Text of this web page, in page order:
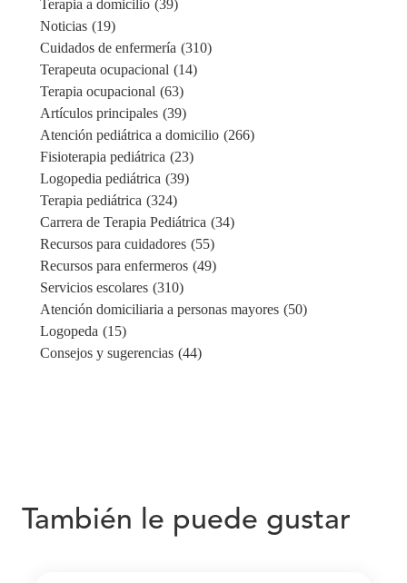
Terapia a domicilio (39)
Noticias (19)
Cuidados de enfermería (310)
Terapeuta ocupacional (14)
Terapia ocupacional (63)
Artículos principales (39)
Atención pediátrica a domicilio (266)
Fisioterapia pediátrica (23)
Logopedia pediátrica (39)
Terapia pediátrica (324)
Carrera de Terapia Pediátrica (34)
Recursos para cuidadores (55)
Recursos para enfermeros (49)
Servicios escolares (310)
Atención domiciliaria a personas mayores (50)
Logopeda (15)
Consejos y sugerencias (44)
También le puede gustar